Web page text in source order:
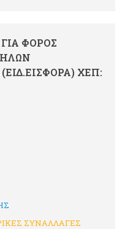
ΦΟΡΟΣ
ΧΕΠ:
ΣΥΝΑΛΛΑΓΕΣ